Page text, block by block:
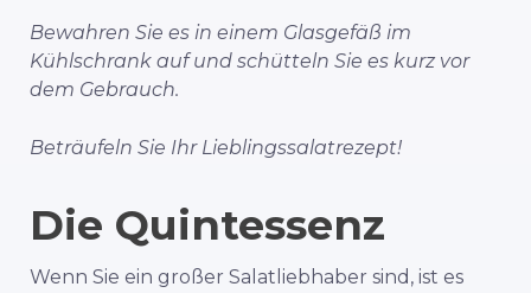
Bewahren Sie es in einem Glasgefäß im
Kühlschrank auf und schütteln Sie es kurz vor
dem Gebrauch.
Beträufeln Sie Ihr Lieblingssalatrezept!
Die Quintessenz
Wenn Sie ein großer Salatliebhaber sind, ist es